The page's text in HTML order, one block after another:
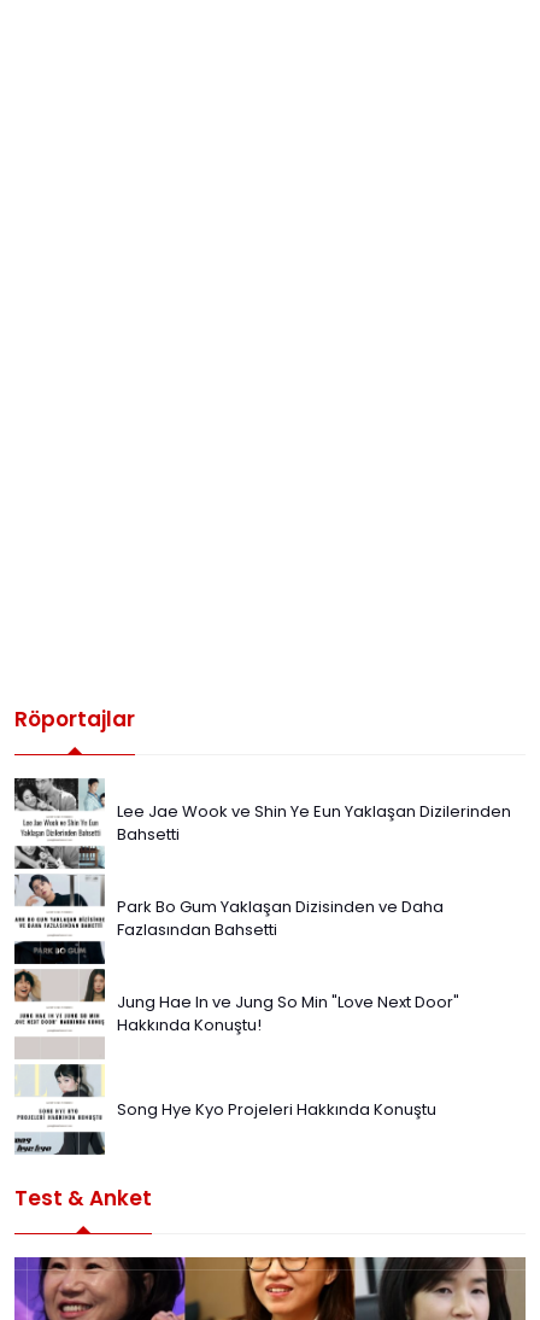
Röportajlar
Lee Jae Wook ve Shin Ye Eun Yaklaşan Dizilerinden
Bahsetti
Park Bo Gum Yaklaşan Dizisinden ve Daha
Fazlasından Bahsetti
Jung Hae In ve Jung So Min "Love Next Door"
Hakkında Konuştu!
Song Hye Kyo Projeleri Hakkında Konuştu
Test & Anket